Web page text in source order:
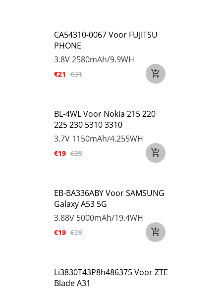
CA54310-0067 Voor FUJITSU
PHONE
3.8V2580mAh/9.9WH
€21 €31
BL-4WL Voor Nokia 215 220
225 230 5310 3310
3.7V 1150mAh/4.255WH
€19 €28
EB-BA336ABY Voor SAMSUNG
Galaxy A53 5G
3.88V 5000mAh/19.4WH
€19 €28
Li3830T43P8h486375 Voor ZTE
Blade A31